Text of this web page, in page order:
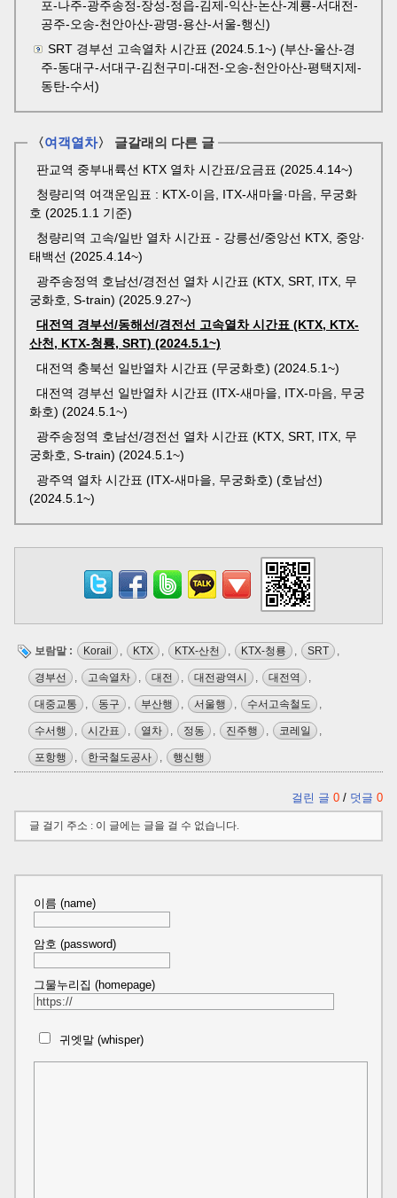
포-나주-광주송정-장성-정읍-김제-익산-논산-계룡-서대전-
공주-오송-천안아산-광명-용산-서울-행신)
SRT 경부선 고속열차 시간표 (2024.5.1~) (부산-울산-경
주-동대구-서대구-김천구미-대전-오송-천안아산-평택지제-
동탄-수서)
〈여객열차〉 글갈래의 다른 글
판교역 중부내륙선 KTX 열차 시간표/요금표 (2025.4.14~)
청량리역 여객운임표 : KTX-이음, ITX-새마을·마음, 무궁화
호 (2025.1.1 기준)
청량리역 고속/일반 열차 시간표 - 강릉선/중앙선 KTX, 중앙·
태백선 (2025.4.14~)
광주송정역 호남선/경전선 열차 시간표 (KTX, SRT, ITX, 무
궁화호, S-train) (2025.9.27~)
대전역 경부선/동해선/경전선 고속열차 시간표 (KTX, KTX-
산천, KTX-청룡, SRT) (2024.5.1~)
대전역 충북선 일반열차 시간표 (무궁화호) (2024.5.1~)
대전역 경부선 일반열차 시간표 (ITX-새마을, ITX-마음, 무궁
화호) (2024.5.1~)
광주송정역 호남선/경전선 열차 시간표 (KTX, SRT, ITX, 무
궁화호, S-train) (2024.5.1~)
광주역 열차 시간표 (ITX-새마을, 무궁화호) (호남선)
(2024.5.1~)
보람말 : Korail KTX KTX-산천 KTX-청룡 SRT
경부선 고속열차 대전 대전광역시 대전역
대중교통 동구 부산행 서울행 수서고속철도
수서행 시간표 열차 정동 진주행 코레일
포항행 한국철도공사 행신행
걸린 글 0 / 덧글 0
글 걸기 주소 : 이 글에는 글을 걸 수 없습니다.
이름 (name)
암호 (password)
그물누리집 (homepage)
귀엣말 (whisper)